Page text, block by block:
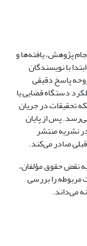
پژوهش، یافته‌ها و
با نویسندگان
پاسخ دقیقی
دستگاه قضایی یا
تحقیقات در جریان
پس از پایان
نشریه منتشر
صادر می‌کند.
نقض حقوق مؤلفان،
را بررسی
می‌داند.